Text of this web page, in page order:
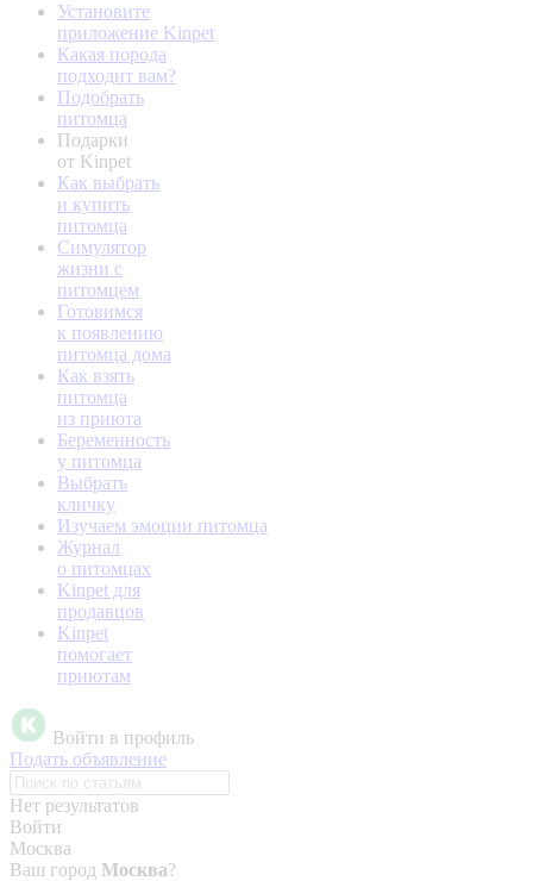
Установите
приложение Kinpet
Какая порода
подходит вам?
Подобрать
питомца
Подарки
от Kinpet
Как выбрать
и купить
питомца
Симулятор
жизни с
питомцем
Готовимся
к появлению
питомца дома
Как взять
питомца
из приюта
Беременность
у питомца
Выбрать
кличку
Изучаем эмоции питомца
Журнал
о питомцах
Kinpet для
продавцов
Kinpet
помогает
приютам
Войти в профиль
Подать объявление
Нет результатов
Войти
Москва
Ваш город Москва?